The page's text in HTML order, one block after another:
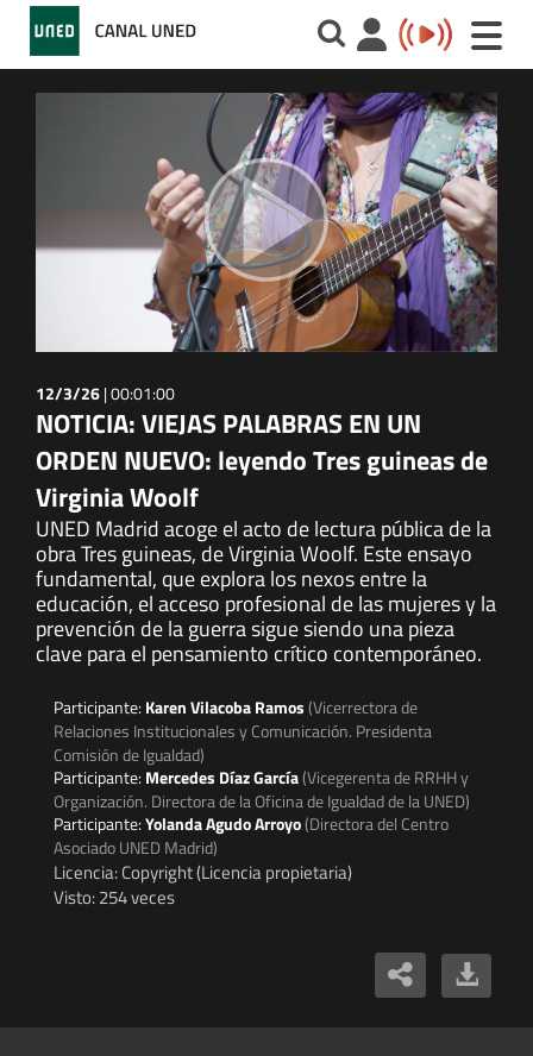
Toggle
12/3/26|00:01:00
NOTICIA: VIEJAS PALABRAS EN UN
ORDEN NUEVO: leyendo Tres guineas de
Virginia Woolf
UNED Madrid acoge el acto de lectura pública de la
obra Tres guineas, de Virginia Woolf. Este ensayo
fundamental, que explora los nexos entre la
educación, el acceso profesional de las mujeres y la
prevención de la guerra sigue siendo una pieza
clave para el pensamiento crítico contemporáneo.
Participante: Karen Vilacoba Ramos(Vicerrectora de
Relaciones Institucionales y Comunicación. Presidenta
Comisión de Igualdad)
Participante: Mercedes Díaz García(Vicegerenta de RRHH y
Organización. Directora de la Oficina de Igualdad de la UNED)
Participante:Yolanda Agudo Arroyo(Directora del Centro
Asociado UNED Madrid)
Licencia: Copyright (Licencia propietaria)
Visto: 254 veces